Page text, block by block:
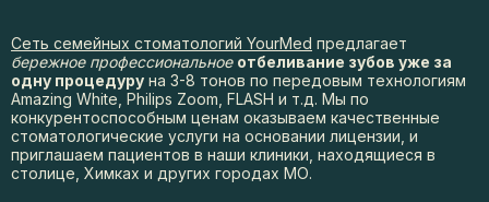
Сеть семейных стоматологий YourMed предлагает
бережное профессиональное отбеливание зубов уже за
одну процедуру на 3-8 тонов по передовым технологиям
Amazing White, Philips Zoom, FLASH и т.д. Мы по
конкурентоспособным ценам оказываем качественные
стоматологические услуги на основании лицензии, и
приглашаем пациентов в наши клиники, находящиеся в
столице, Химках и других городах МО.